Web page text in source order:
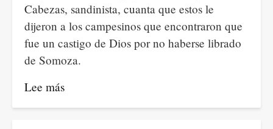
Cabezas, sandinista, cuanta que estos le
dijeron a los campesinos que encontraron que
fue un castigo de Dios por no haberse librado
de Somoza.
Lee más